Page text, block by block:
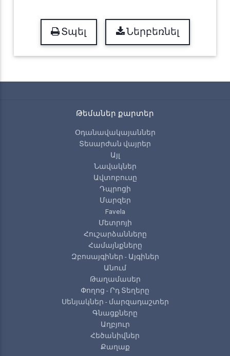
Տպել Ներբեռնել
Թեմաներ քարտեր
Օդանավակայաններ
Տեսարժան վայրեր
Այլ
Նավակներ
Ավտոբուսը
Դպրոցի
Մարզեր
Favela
Մետրոյի
Հուշարձանները
Համայնքները
Զբոսայգիներ - Այգիներ
Անում
Թաղամասեր
Փողոց - Րդ Տեղերը
Սենյակներ - մարզադաշտեր
Գնացքները
Աղբյուր
Հեծանիվներ
Քաղաք